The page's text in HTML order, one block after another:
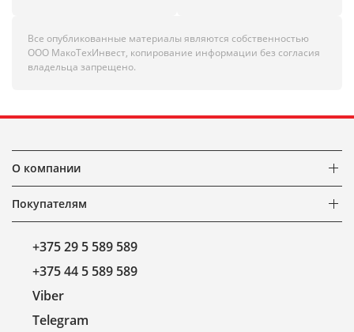
Все опубликованные материалы являются собственностью
ООО МакоТехИнвест, копирование информации без согласия
владельца запрещено.
О компании
Покупателям
+375 29 5 589 589
+375 44 5 589 589
Viber
Telegram